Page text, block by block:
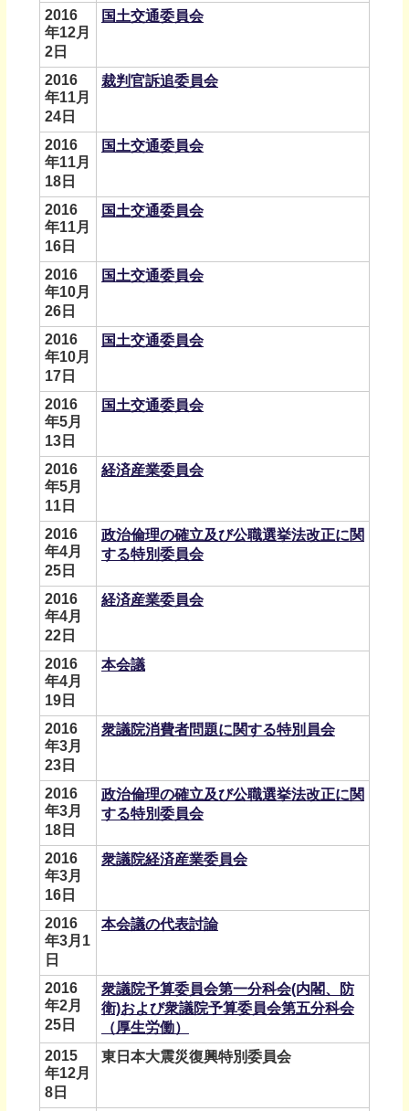
2016
年12月
2日
国土交通委員会
2016
年11月
24日
裁判官訴追委員会
2016
年11月
18日
国土交通委員会
2016
年11月
16日
国土交通委員会
2016
年10月
26日
国土交通委員会
2016
年10月
17日
国土交通委員会
2016
年5月
13日
国土交通委員会
2016
年5月
11日
経済産業委員会
2016
年4月
25日
政治倫理の確立及び公職選挙法改正に関
する特別委員会
2016
年4月
22日
経済産業委員会
2016
年4月
19日
本会議
2016
年3月
23日
衆議院消費者問題に関する特別員会
2016
年3月
18日
政治倫理の確立及び公職選挙法改正に関
する特別委員会
2016
年3月
16日
衆議院経済産業委員会
2016
年3月1
日
本会議の代表討論
2016
年2月
25日
衆議院予算委員会第一分科会(内閣、防
衛)および衆議院予算委員会第五分科会
（厚生労働）
2015
年12月
8日
東日本大震災復興特別委員会